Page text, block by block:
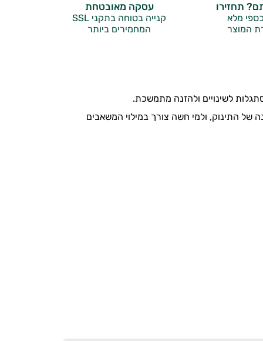
תחזירו
מלא
המוצר
עסקה מאובטחת
קנייה בטוחה בתקני SSL
המחמירים ביותר
לשינויים ולהזנה מתמשכת.
של התינוק, ולמי חשה צורך במילוי המשאבים